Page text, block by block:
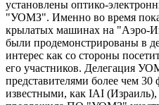
установлены оптико-
"УОМЗ". Именно во время
крылатых машинах на "Аэро-
были продемонстрированы в
интерес как со стороны
его участников. Делегация
представителями более чем
известными, как IAI